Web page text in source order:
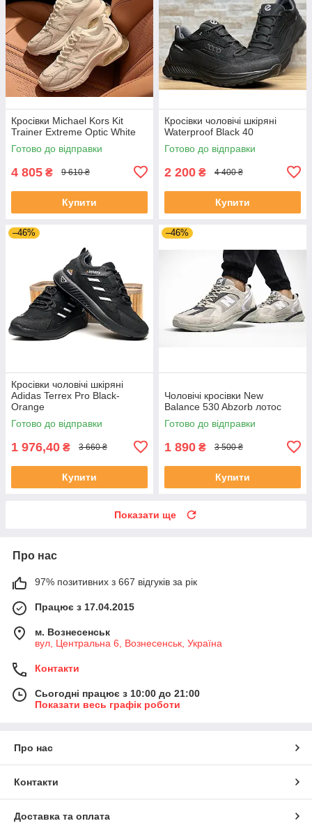
Кросівки Michael Kors Kit
Trainer Extreme Optic White
Готово до відправки
4 805 ₴ 9 610 ₴
Купити
Кросівки чоловічі шкіряні
Waterproof Black 40
Готово до відправки
2 200 ₴ 4 400 ₴
Купити
–46%
Кросівки чоловічі шкіряні
Adidas Terrex Pro Black-
Orange
Готово до відправки
1 976,40 ₴ 3 660 ₴
Купити
–46%
Чоловічі кросівки New
Balance 530 Abzorb лотос
Готово до відправки
1 890 ₴ 3 500 ₴
Купити
Показати ще
Про нас
97% позитивних з 667 відгуків за рік
Працює з 17.04.2015
м. Вознесенськ
вул, Центральна 6, Вознесенськ, Україна
Контакти
Сьогодні працює з 10:00 до 21:00
Показати весь графік роботи
Про нас
Контакти
Доставка та оплата